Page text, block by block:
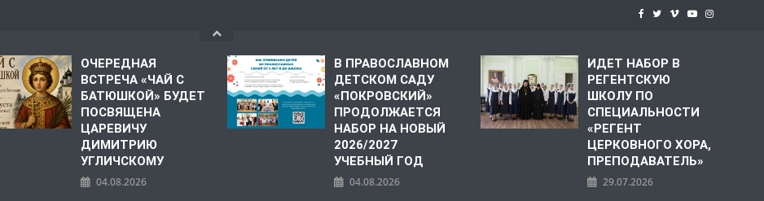
ОЧЕРЕДНАЯ
ВСТРЕЧА «ЧАЙ С
БАТЮШКОЙ» БУДЕТ
ПОСВЯЩЕНА
ЦАРЕВИЧУ
ДИМИТРИЮ
УГЛИЧСКОМУ
04.08.2026
В ПРАВОСЛАВНОМ
ДЕТСКОМ САДУ
«ПОКРОВСКИЙ»
ПРОДОЛЖАЕТСЯ
НАБОР НА НОВЫЙ
2026/2027
УЧЕБНЫЙ ГОД
04.08.2026
ИДЕТ НАБОР В
РЕГЕНТСКУЮ
ШКОЛУ ПО
СПЕЦИАЛЬНОСТИ
«РЕГЕНТ
ЦЕРКОВНОГО ХОРА,
ПРЕПОДАВАТЕЛЬ»
29.07.2026